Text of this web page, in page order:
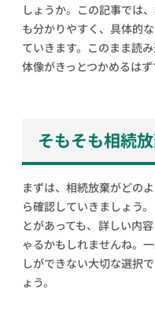
しょうか。この記事では、
も分かりやすく、具体的
ていきます。このまま読
体像がきっとつかめるはず
そもそも相続
まずは、相続放棄がどの
ら確認していきましょう
とがあっても、詳しい内
ゃるかもしれませんね。
しができない大切な選択
ょう。